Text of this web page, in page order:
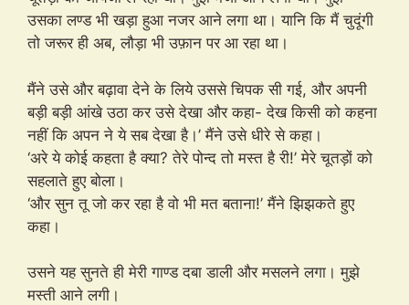
उसका लण्ड भी खड़ा हुआ नजर आने लगा था। यानि कि मैं चुदूंगी
तो जरूर ही अब, लौड़ा भी उफ़ान पर आ रहा था।
मैंने उसे और बढ़ावा देने के लिये उससे चिपक सी गई, और अपनी
बड़ी बड़ी आंखे उठा कर उसे देखा और कहा- देख किसी को कहना
नहीं कि अपन ने ये सब देखा है।’ मैंने उसे धीरे से कहा।
‘अरे ये कोई कहता है क्या? तेरे पोन्द तो मस्त है री!’ मेरे चूतड़ों को
सहलाते हुए बोला।
‘और सुन तू जो कर रहा है वो भी मत बताना!’ मैंने झिझकते हुए
कहा।
उसने यह सुनते ही मेरी गाण्ड दबा डाली और मसलने लगा। मुझे
मस्ती आने लगी।